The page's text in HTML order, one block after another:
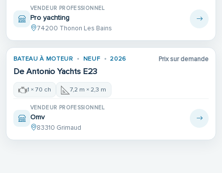
VENDEUR PROFESSIONNEL
Pro yachting
74200 Thonon Les Bains
BATEAU À MOTEUR NEUF 2026
De Antonio Yachts E23
Prix sur demande
1 × 70 ch 7,2 m × 2,3 m
VENDEUR PROFESSIONNEL
Omv
83310 Grimaud